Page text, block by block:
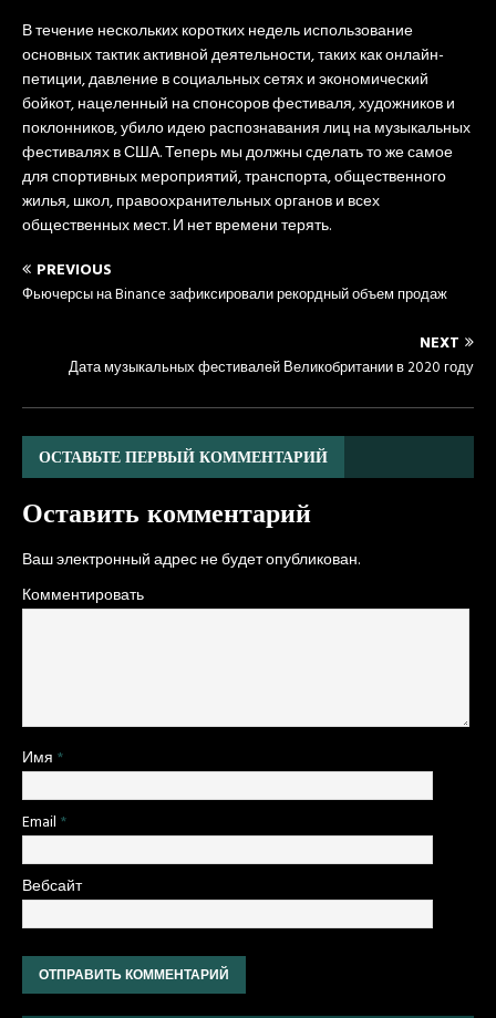
В течение нескольких коротких недель использование
основных тактик активной деятельности, таких как онлайн-
петиции, давление в социальных сетях и экономический
бойкот, нацеленный на спонсоров фестиваля, художников и
поклонников, убило идею распознавания лиц на музыкальных
фестивалях в США. Теперь мы должны сделать то же самое
для спортивных мероприятий, транспорта, общественного
жилья, школ, правоохранительных органов и всех
общественных мест. И нет времени терять.
PREVIOUS
Фьючерсы на Binance зафиксировали рекордный объем продаж
NEXT
Дата музыкальных фестивалей Великобритании в 2020 году
ОСТАВЬТЕ ПЕРВЫЙ КОММЕНТАРИЙ
Оставить комментарий
Ваш электронный адрес не будет опубликован.
Комментировать
Имя *
Email *
Вебсайт